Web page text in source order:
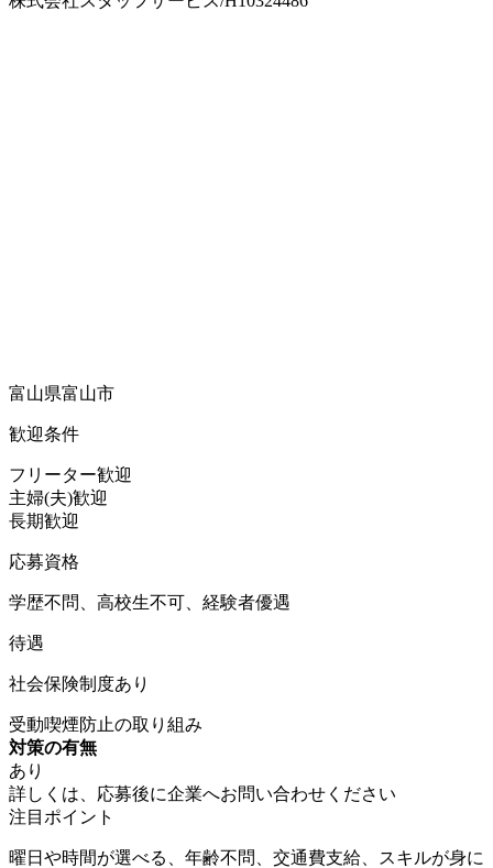
富山県富山市
歓迎条件
フリーター歓迎
主婦(夫)歓迎
長期歓迎
応募資格
学歴不問、高校生不可、経験者優遇
待遇
社会保険制度あり
受動喫煙防止の取り組み
対策の有無
あり
詳しくは、応募後に企業へお問い合わせください
注目ポイント
曜日や時間が選べる、年齢不問、交通費支給、スキルが身に